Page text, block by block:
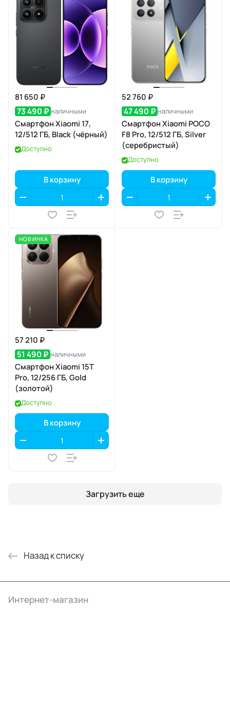
81 650 ₽
73 490 ₽ наличными
Смартфон Xiaomi 17,
12/512 ГБ, Black (чёрный)
Доступно
В корзину
52 760 ₽
47 490 ₽ наличными
Смартфон Xiaomi POCO
F8 Pro, 12/512 ГБ, Silver
(серебристый)
Доступно
В корзину
НОВИНКА
57 210 ₽
51 490 ₽ наличными
Смартфон Xiaomi 15T
Pro, 12/256 ГБ, Gold
(золотой)
Доступно
В корзину
Загрузить еще
Назад к списку
Интернет-магазин